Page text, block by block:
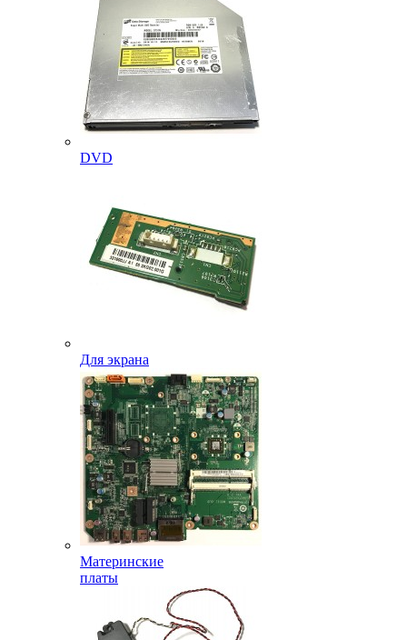
DVD
Для экрана
Материнские
платы